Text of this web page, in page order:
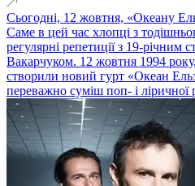
Сьогодні, 12 жовтня, «Океану
Саме в цей час хлопці з
регулярні репетиції з 19-річним
Вакарчуком. 12 жовтня 1994
створили новий гурт «Океан
переважно суміш поп- і ліричної